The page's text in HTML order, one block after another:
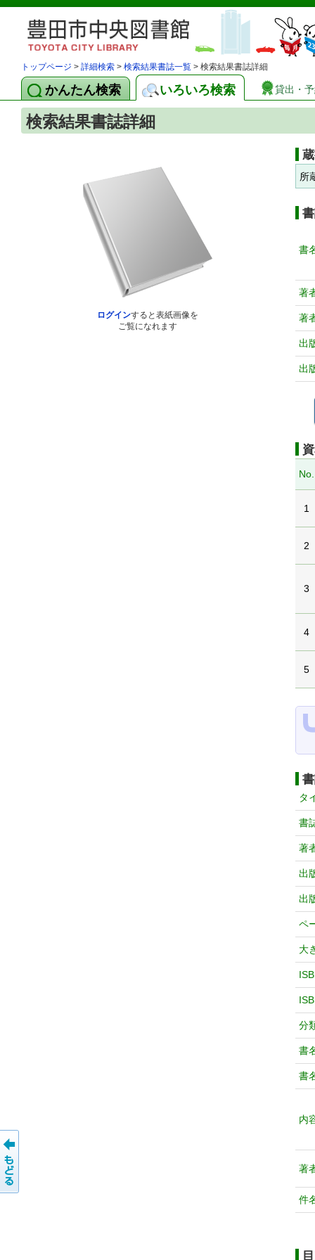
トップページ > 詳細検索 > 検索結果書誌一覧 > 検索結果書誌詳細
かんたん検索 いろいろ検索 貸出・
検索結果書誌詳細
ログインすると表紙画像を
ご覧になれます
所
書
著
著
出
出
No.
1
2
3
4
5
タ
書
著
出
出
ペ
大
分
書
書
内
著
件